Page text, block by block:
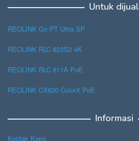
Untuk dijual
REOLINK Go PT Ultra SP
REOLINK RLC 823S2 4K
REOLINK RLC 811A PoE
REOLINK CX820 ColorX PoE
Informasi
Kontak Kami